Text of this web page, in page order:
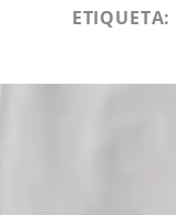
ETIQUETA: